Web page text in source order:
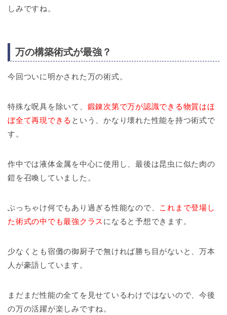
しみですね。
万の構築術式が最強？
今回ついに明かされた万の術式。
特殊な呪具を除いて、 鍛錬次第で万が認識できる物質はほ
ぼ全て再現できる という、かなり壊れた性能を持つ術式で
す。
作中では液体金属を中心に使用し、最後は昆虫に似た肉の
鎧を召喚していました。
ぶっちゃけ何でもあり過ぎる性能なので、 これまで登場し
た術式の中でも最強クラス になると予想できます。
少なくとも宿儺の御厨子で無ければ勝ち目がないと、万本
人が豪語しています。
まだまだ性能の全てを見せているわけではないので、今後
の万の活躍が楽しみですね。